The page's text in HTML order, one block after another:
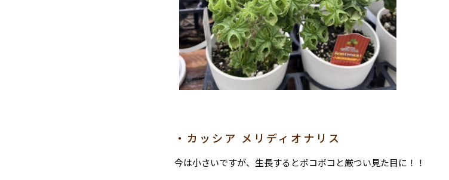
・カッシア メリディオナリス
今は小さいですが、生長するとボコボコと厳つい見た目に！！